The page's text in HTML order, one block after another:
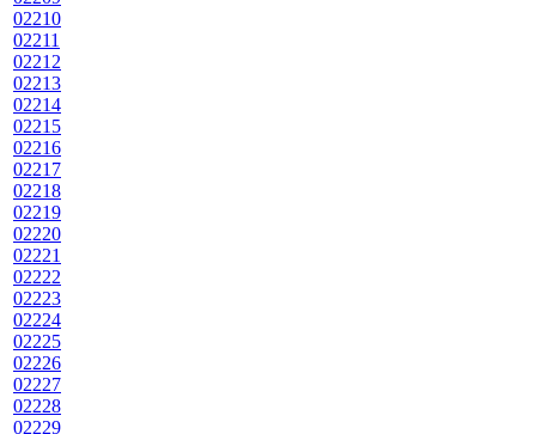
02210
02211
02212
02213
02214
02215
02216
02217
02218
02219
02220
02221
02222
02223
02224
02225
02226
02227
02228
02229